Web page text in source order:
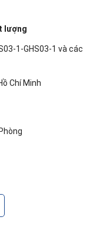
lượng
1-GHS03-1 và các
Chí Minh